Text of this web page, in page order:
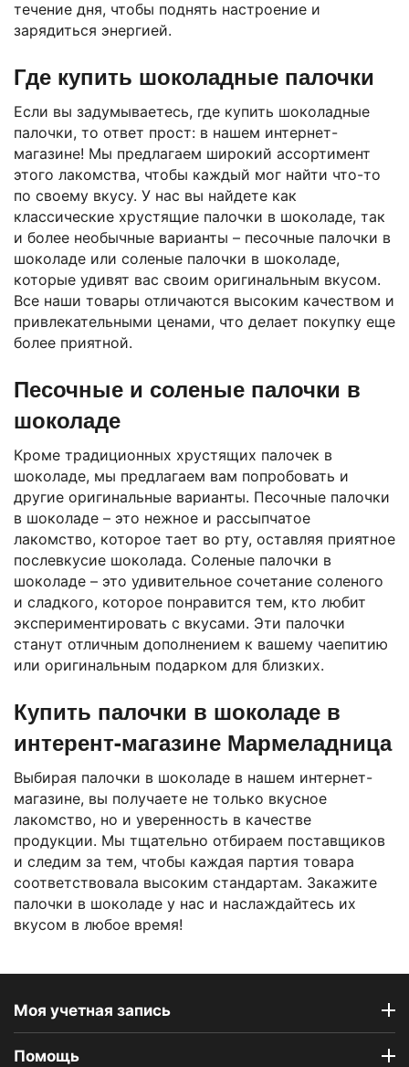
течение дня, чтобы поднять настроение и
зарядиться энергией.
Где купить шоколадные палочки
Если вы задумываетесь, где купить шоколадные
палочки, то ответ прост: в нашем интернет-
магазине! Мы предлагаем широкий ассортимент
этого лакомства, чтобы каждый мог найти что-то
по своему вкусу. У нас вы найдете как
классические хрустящие палочки в шоколаде, так
и более необычные варианты – песочные палочки в
шоколаде или соленые палочки в шоколаде,
которые удивят вас своим оригинальным вкусом.
Все наши товары отличаются высоким качеством и
привлекательными ценами, что делает покупку еще
более приятной.
Песочные и соленые палочки в
шоколаде
Кроме традиционных хрустящих палочек в
шоколаде, мы предлагаем вам попробовать и
другие оригинальные варианты. Песочные палочки
в шоколаде – это нежное и рассыпчатое
лакомство, которое тает во рту, оставляя приятное
послевкусие шоколада. Соленые палочки в
шоколаде – это удивительное сочетание соленого
и сладкого, которое понравится тем, кто любит
экспериментировать с вкусами. Эти палочки
станут отличным дополнением к вашему чаепитию
или оригинальным подарком для близких.
Купить палочки в шоколаде в
интерент-магазине Мармеладница
Выбирая палочки в шоколаде в нашем интернет-
магазине, вы получаете не только вкусное
лакомство, но и уверенность в качестве
продукции. Мы тщательно отбираем поставщиков
и следим за тем, чтобы каждая партия товара
соответствовала высоким стандартам. Закажите
палочки в шоколаде у нас и наслаждайтесь их
вкусом в любое время!
Моя учетная запись
Помощь